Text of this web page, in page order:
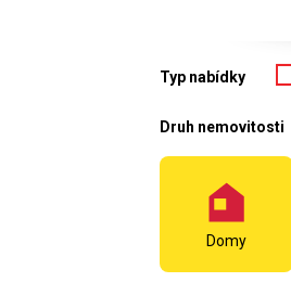
Typ nabídky
Druh nemovitosti
Domy